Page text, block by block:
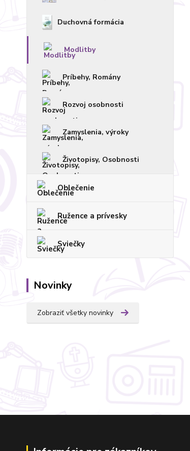
Duchovná formácia
Modlitby
Príbehy, Romány
Rozvoj osobnosti
Zamyslenia, výroky
Životopisy, Osobnosti
Oblečenie
Ružence a prívesky
Sviečky
Novinky
Zobraziť všetky novinky